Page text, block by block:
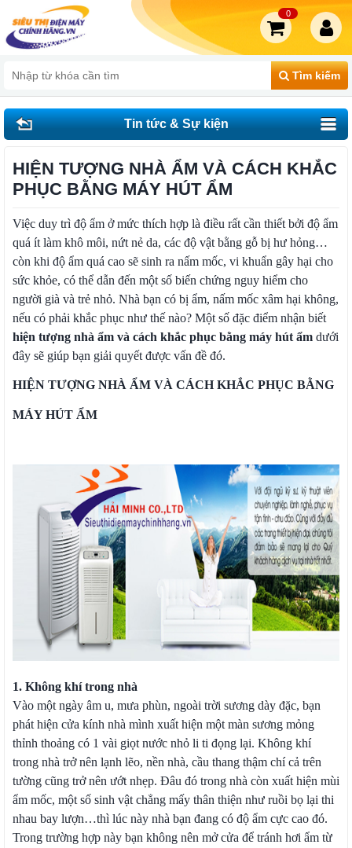
Tìm kiếm
0
Tin tức & Sự kiện
HIỆN TƯỢNG NHÀ ẨM VÀ CÁCH KHẮC
PHỤC BẰNG MÁY HÚT ẨM
Việc duy trì độ ẩm ở mức thích hợp là điều rất cần thiết bởi độ ẩm
quá ít làm khô môi, nứt nẻ da, các độ vật bằng gỗ bị hư hỏng…
còn khi độ ẩm quá cao sẽ sinh ra nấm mốc, vi khuẩn gây hại cho
sức khỏe, có thể dẫn đến một số biến chứng nguy hiểm cho
người già và trẻ nhỏ. Nhà bạn có bị ẩm, nấm mốc xâm hại không,
nếu có phải khắc phục như thế nào? Một số đặc điểm nhận biết
hiện tượng nhà ẩm và cách khắc phục bằng máy hút ẩm dưới
đây sẽ giúp bạn giải quyết được vấn đề đó.
HIỆN TƯỢNG NHÀ ẨM VÀ CÁCH KHẮC PHỤC BẰNG
MÁY HÚT ẨM
1. Không khí trong nhà
Vào một ngày âm u, mưa phùn, ngoài trời sương dày đặc, bạn
phát hiện cửa kính nhà mình xuất hiện một màn sương mỏng
thỉnh thoảng có 1 vài giọt nước nhỏ li ti đọng lại. Không khí
trong nhà trở nên lạnh lẽo, nền nhà, cầu thang thậm chí cả trên
tường cũng trở nên ướt nhẹp. Đâu đó trong nhà còn xuất hiện mùi
ẩm mốc, một số sinh vật chẳng mấy thân thiện như ruồi bọ lại thi
nhau bay lượn…thì lúc này nhà bạn đang có độ ẩm cực cao đó.
Trong trường hợp này bạn không nên mở cửa để tránh hơi ẩm từ